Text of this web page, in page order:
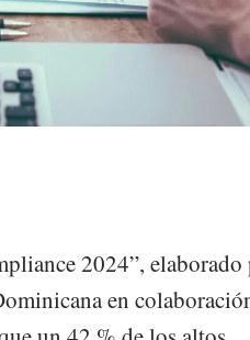
2024”, elaborado
en